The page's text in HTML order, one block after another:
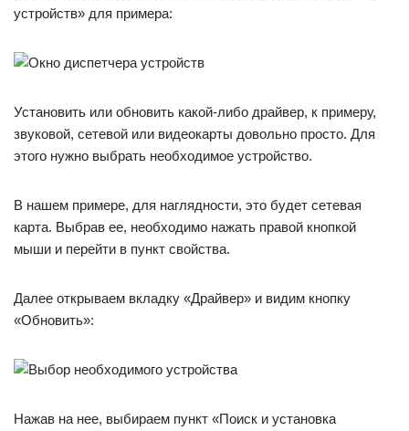
устройств» для примера:
Установить или обновить какой-либо драйвер, к примеру,
звуковой, сетевой или видеокарты довольно просто. Для
этого нужно выбрать необходимое устройство.
В нашем примере, для наглядности, это будет сетевая
карта. Выбрав ее, необходимо нажать правой кнопкой
мыши и перейти в пункт свойства.
Далее открываем вкладку «Драйвер» и видим кнопку
«Обновить»:
Нажав на нее, выбираем пункт «Поиск и установка